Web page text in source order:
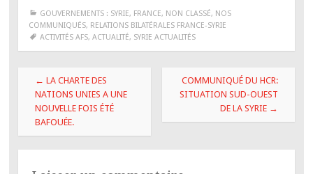
b
o
o
t
e
r
e
d
I
GOUVERNEMENTS : SYRIE, FRANCE, NON CLASSÉ, NOS
COMMUNIQUÉS, RELATIONS BILATÉRALES FRANCE-SYRIE
ACTIVITÉS AFS, ACTUALITÉ, SYRIE ACTUALITÉS
Navigation
des
articles
← LA CHARTE DES
NATIONS UNIES A UNE
NOUVELLE FOIS ÉTÉ
BAFOUÉE.
COMMUNIQUÉ DU HCR:
SITUATION SUD-OUEST
DE LA SYRIE →